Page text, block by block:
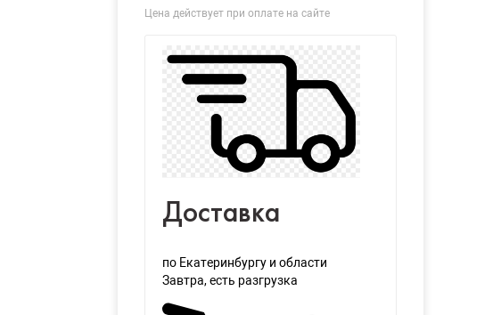
Цена действует при оплате на сайте
Доставка
по Екатеринбургу и области
Завтра, есть разгрузка